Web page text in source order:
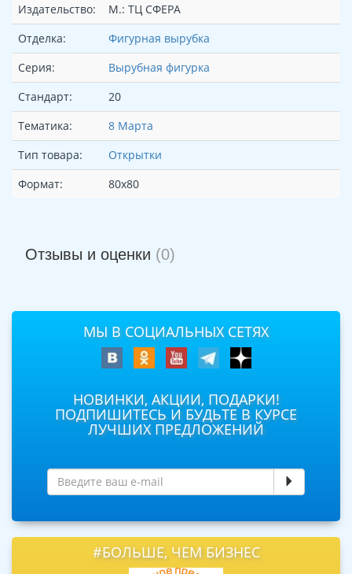
Издательство:
М.: ТЦ СФЕРА
Отделка:
Фигурная вырубка
Серия:
Вырубная фигурка
Стандарт:
20
Тематика:
8 Марта
Тип товара:
Открытки
Формат:
80х80
Отзывы и оценки (0)
МЫ В СОЦИАЛЬНЫХ СЕТЯХ
НОВИНКИ, АКЦИИ, ПОДАРКИ!
ПОДПИШИТЕСЬ И БУДЬТЕ В КУРСЕ
ЛУЧШИХ ПРЕДЛОЖЕНИЙ
#БОЛЬШЕ, ЧЕМ БИЗНЕС